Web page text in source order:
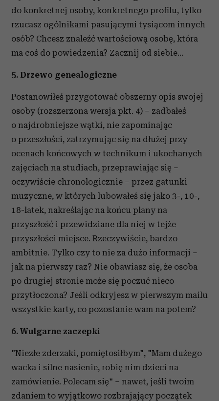
do konkretnej osoby, konkretnego profilu, tylko
rzucasz ogólnikami pasującymi tysiącom innych
osób? Chcesz znaleźć wartościową osobę, która
ma coś do powiedzenia? Zacznij od siebie...
5. Drzewo genealogiczne
Postanowiłeś przygotować obszerny opis swojej
osoby (rozszerzona wersja pkt. 4) – zadbałeś
o najdrobniejsze wątki, nie zapominając
o przeszłości, zatrzymując się na dłużej przy
ocenach końcowych w technikum i ukochanych
zajęciach na studiach, przeprawiając się –
oczywiście chronologicznie – przez gatunki
muzyczne, w których lubowałeś się jako 3-, 10-,
18-latek, nakreślając na końcu plany na
przyszłość i przewidziane dla niej w tejże
przyszłości miejsce. Rzeczywiście, bardzo
ambitnie. Tylko czy to nie za dużo informacji –
jak na pierwszy raz? Nie obawiasz się, że osoba
po drugiej stronie może się poczuć nieco
przytłoczona? Jeśli odkryjesz w pierwszym mailu
wszystkie karty, co pozostanie wam na potem?
6. Wulgarne zaczepki
"Niezłe zderzaki, pomiętosiłbym", "Mam dużego
wacka i silne nasienie, robię nim dzieci na
zamówienie. Polecam się" – nawet, jeśli twoim
zdaniem to wyjątkowo rozbrajający początek